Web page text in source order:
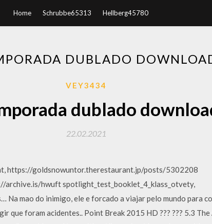
Home Schrubbe65313 Hellberg45780
DUBLADO
VEY3434
dublado
22.02.2021
https://goldsnowuntor.therestaurant.jp/posts/5302208
archive.is/hwuft spotlight_test_booklet_4_klass_otvety,
mao do inimigo, ele e forcado a viajar pelo mundo para
que foram acidentes.. Point Break 2015 HD ??? ??? 5.3